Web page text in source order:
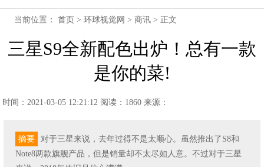
当前位置：首页 >环球视觉网 >商讯 > 正文
三星S9全新配色出炉！总有一款
是你的菜!
时间：2021-03-05 12:21:12 阅读：1860 来源：
摘要
对于三星来说，去年过得不是太顺心。虽然推出了S8和
Note8两款旗舰产品，但是销量却不太尽如人意。不过对于三星